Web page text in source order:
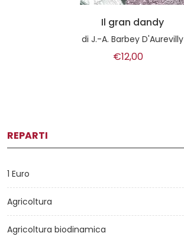
Il gran dandy
di J.-A. Barbey D'Aurevilly
€12,00
REPARTI
1 Euro
Agricoltura
Agricoltura biodinamica